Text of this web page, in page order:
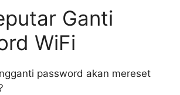
Ganti
WiFi
password akan mereset